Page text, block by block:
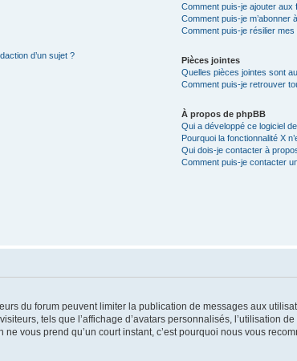
d’un sujet ?
Comment puis-je ajouter aux
Comment puis-je m’abonner
Comment puis-je résilier
Pièces jointes
Quelles pièces jointes sont
Comment puis-je retrouver
À propos de phpBB
Qui a développé ce logiciel
Pourquoi la fonctionnalité X
Qui dois-je contacter à
Comment puis-je contacter
du forum peuvent limiter la publication de messages aux
tels que l’affichage d’avatars personnalisés, l’utilisation
vous prend qu’un court instant, c’est pourquoi nous vous